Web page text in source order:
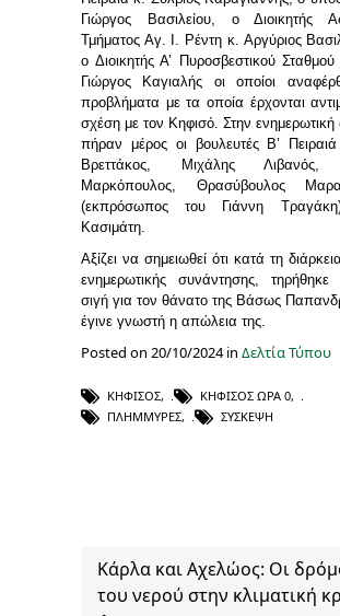
Γιώργος Βασιλείου, ο Διοικητής
Τμήματος Αγ. Ι. Ρέντη κ. Αργύριος
ο Διοικητής Α’ Πυροσβεστικού
Γιώργος Καγιαλής οι οποίοι
προβλήματα με τα οποία έρχονται
σχέση με τον Κηφισό. Στην
πήραν μέρος οι βουλευτές Β’
Βρεττάκος, Μιχάλης Λιβανός,
Μαρκόπουλος, Θρασύβουλος
(εκπρόσωπος του Γιάννη
Κασιμάτη.
Αξίζει να σημειωθεί ότι κατά τη
ενημερωτικής συνάντησης, τηρήθηκε
σιγή για τον θάνατο της Βάσως
έγινε γνωστή η απώλεια της.
Posted on 20/10/2024 in Δελτία Τύπου
ΚΗΦΙΣΌΣ, ΚΗΦΙΣΌΣ ΏΡΑ 0,
ΠΛΗΜΜΎΡΕΣ, ΣΎΣΚΕΨΗ
Κάρλα και Αχελώος: Οι
του νερού στην κλιματική